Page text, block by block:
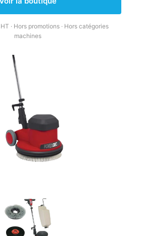
· Hors promotions · Hors catégories
machines